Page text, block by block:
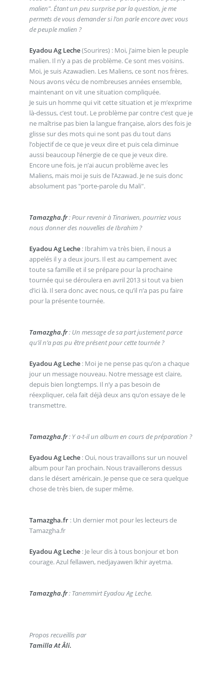
malien". Étant un peu surprise par la question, je me
permets de vous demander si l’on parle encore avec vous
de peuple malien ?
Eyadou Ag Leche(Sourires) : Moi, j’aime bien le peuple
malien. Il n’y a pas de problème. Ce sont mes voisins.
Moi, je suis Azawadien. Les Maliens, ce sont nos frères.
Nous avons vécu de nombreuses années ensemble,
maintenant on vit une situation compliquée.
Je suis un homme qui vit cette situation et je m’exprime
là-dessus, c’est tout. Le problème par contre c’est que je
ne maîtrise pas bien la langue française, alors des fois je
glisse sur des mots qui ne sont pas du tout dans
l’objectif de ce que je veux dire et puis cela diminue
aussi beaucoup l’énergie de ce que je veux dire.
Encore une fois, je n’ai aucun problème avec les
Maliens, mais moi je suis de l’Azawad. Je ne suis donc
absolument pas "porte-parole du Mali".
Tamazgha.fr: Pour revenir à Tinariwen, pourriez vous
nous donner des nouvelles de Ibrahim ?
Eyadou Ag Leche: Ibrahim va très bien, il nous a
appelés il y a deux jours. Il est au campement avec
toute sa famille et il se prépare pour la prochaine
tournée qui se déroulera en avril 2013 si tout va bien
d’ici là. Il sera donc avec nous, ce qu’il n’a pas pu faire
pour la présente tournée.
Tamazgha.fr: Un message de sa part justement parce
qu’il n’a pas pu être présent pour cette tournée ?
Eyadou Ag Leche: Moi je ne pense pas qu’on a chaque
jour un message nouveau. Notre message est claire,
depuis bien longtemps. Il n’y a pas besoin de
réexpliquer, cela fait déjà deux ans qu’on essaye de le
transmettre.
Tamazgha.fr : Y a-t-il un album en cours de préparation ?
Eyadou Ag Leche: Oui, nous travaillons sur un nouvel
album pour l’an prochain. Nous travaillerons dessus
dans le désert américain. Je pense que ce sera quelque
chose de très bien, de super même.
Tamazgha.fr: Un dernier mot pour les lecteurs de
Tamazgha.fr
Eyadou Ag Leche: Je leur dis à tous bonjour et bon
courage. Azul fellawen, nedjayawen lkhir ayetma.
Tamazgha.fr : Tanemmirt Eyadou Ag Leche.
Propos recueillis par
Tamilla At Âli.